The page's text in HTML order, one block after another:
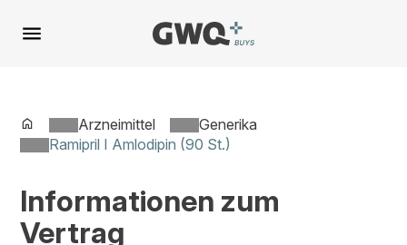
Spring
zu
Arzneimittel
Generika
Ramipril I Amlodipin (90 St.)
Informationen zum
Vertrag